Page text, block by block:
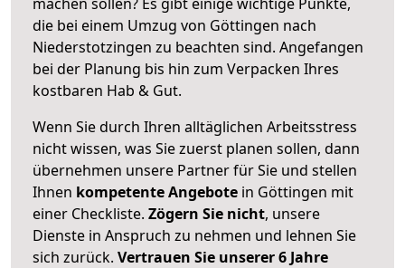
die bei einem Umzug von Göttingen nach
Niederstotzingen zu beachten sind. Angefangen
bei der Planung bis hin zum Verpacken Ihres
kostbaren Hab & Gut.
Wenn Sie durch Ihren alltäglichen Arbeitsstress
nicht wissen, was Sie zuerst planen sollen, dann
übernehmen unsere Partner für Sie und stellen
Ihnen kompetente Angebote in Göttingen mit
einer Checkliste. Zögern Sie nicht, unsere
Dienste in Anspruch zu nehmen und lehnen Sie
sich zurück. Vertrauen Sie unserer 6 Jahre